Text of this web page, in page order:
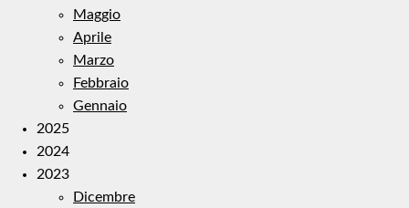
Maggio
Aprile
Marzo
Febbraio
Gennaio
2025
2024
2023
Dicembre